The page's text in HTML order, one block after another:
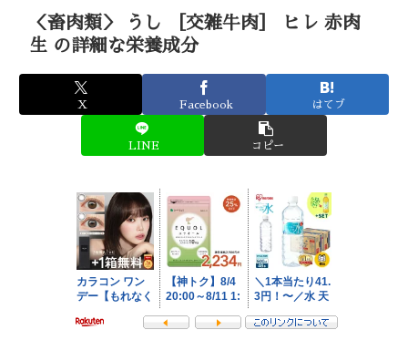
＜畜肉類＞ うし ［交雑牛肉］ ヒレ 赤肉
生 の詳細な栄養成分
X Facebook はてブ
LINE コピー